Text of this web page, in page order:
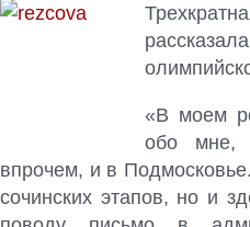
«В моем
обо мне,
впрочем, и в
сочинских этапов, но и